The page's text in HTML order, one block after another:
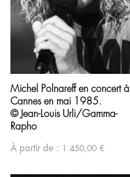
Michel Polnareff en concert à
Cannes en mai 1985.
© Jean-Louis Urli/Gamma-
Rapho
À partir de : 1 450,00 €